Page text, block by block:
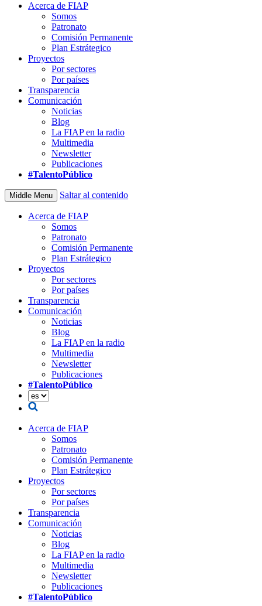
Acerca de FIAP
Somos
Patronato
Comisión Permanente
Plan Estrátegico
Proyectos
Por sectores
Por países
Transparencia
Comunicación
Noticias
Blog
La FIAP en la radio
Multimedia
Newsletter
Publicaciones
#TalentoPúblico
Middle Menu Saltar al contenido
Acerca de FIAP
Somos
Patronato
Comisión Permanente
Plan Estrátegico
Proyectos
Por sectores
Por países
Transparencia
Comunicación
Noticias
Blog
La FIAP en la radio
Multimedia
Newsletter
Publicaciones
#TalentoPúblico
Acerca de FIAP
Somos
Patronato
Comisión Permanente
Plan Estrátegico
Proyectos
Por sectores
Por países
Transparencia
Comunicación
Noticias
Blog
La FIAP en la radio
Multimedia
Newsletter
Publicaciones
#TalentoPúblico